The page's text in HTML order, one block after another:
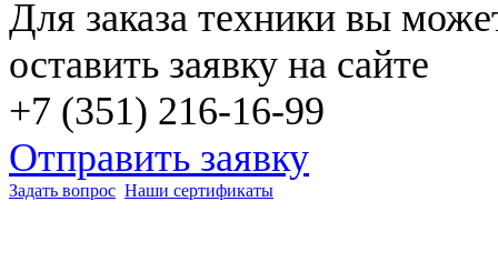
Для заказа техники вы
оставить заявку на сайте
+7 (351) 216-16-99
Отправить заявку
Задать вопрос Наши сертификаты